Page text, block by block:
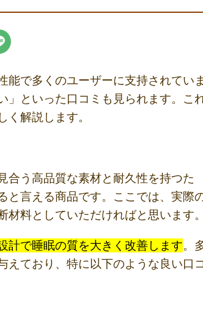
能で多くのユーザーに支持されていま
」といった口コミも見られます。こ
解説します。
合う高品質な素材と耐久性を持つた
と言える商品です。ここでは、実際
料としていただければと思います。
計で睡眠の質を大きく改善します。
えており、特に以下のような良い口